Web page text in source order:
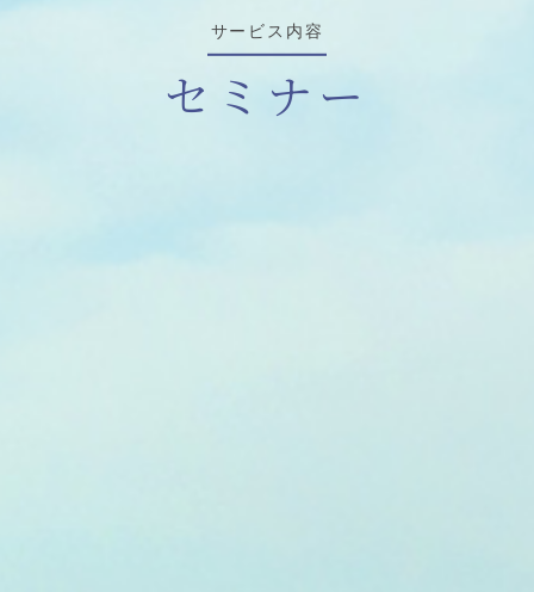
サービス内容
セミナー